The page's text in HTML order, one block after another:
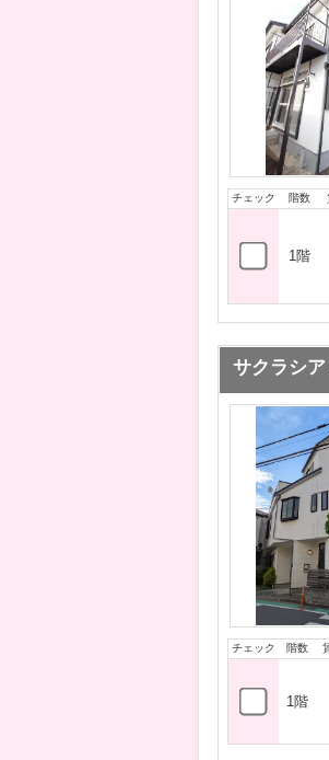
チェック 階数
1階
サクラシア
チェック 階数
1階